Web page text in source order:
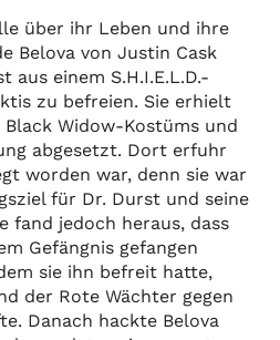
über ihr Leben und ihre
Belova von Justin Cask
einem S.H.I.E.L.D.-
zu befreien. Sie erhielt
Black Widow-Kostüms und
abgesetzt. Dort erfuhr
worden war, denn sie war
für Dr. Durst und seine
fand jedoch heraus, dass
Gefängnis gefangen
sie ihn befreit hatte,
der Rote Wächter gegen
Danach hackte Belova